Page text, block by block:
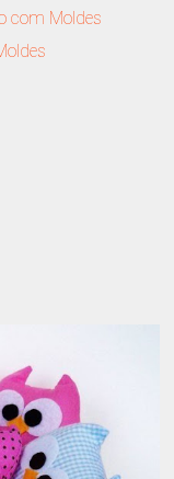
com Moldes